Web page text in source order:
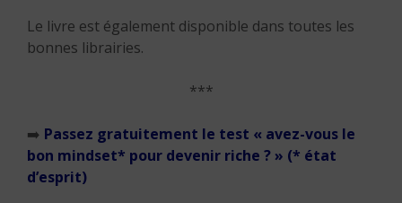
Le livre est également disponible dans toutes les
bonnes librairies.
***
➡️ Passez gratuitement le test « avez-vous le
bon mindset* pour devenir riche ? » (* état
d’esprit)